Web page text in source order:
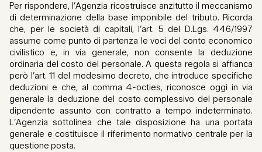
Per rispondere, l’Agenzia ricostruisce anzitutto il meccanismo
di determinazione della base imponibile del tributo. Ricorda
che, per le società di capitali, l’art. 5 del D.Lgs. 446/1997
assume come punto di partenza le voci del conto economico
civilistico e, in via generale, non consente la deduzione
ordinaria del costo del personale. A questa regola si affianca
però l’art. 11 del medesimo decreto, che introduce specifiche
deduzioni e che, al comma 4-octies, riconosce oggi in via
generale la deduzione del costo complessivo del personale
dipendente assunto con contratto a tempo indeterminato.
L’Agenzia sottolinea che tale disposizione ha una portata
generale e costituisce il riferimento normativo centrale per la
questione posta.